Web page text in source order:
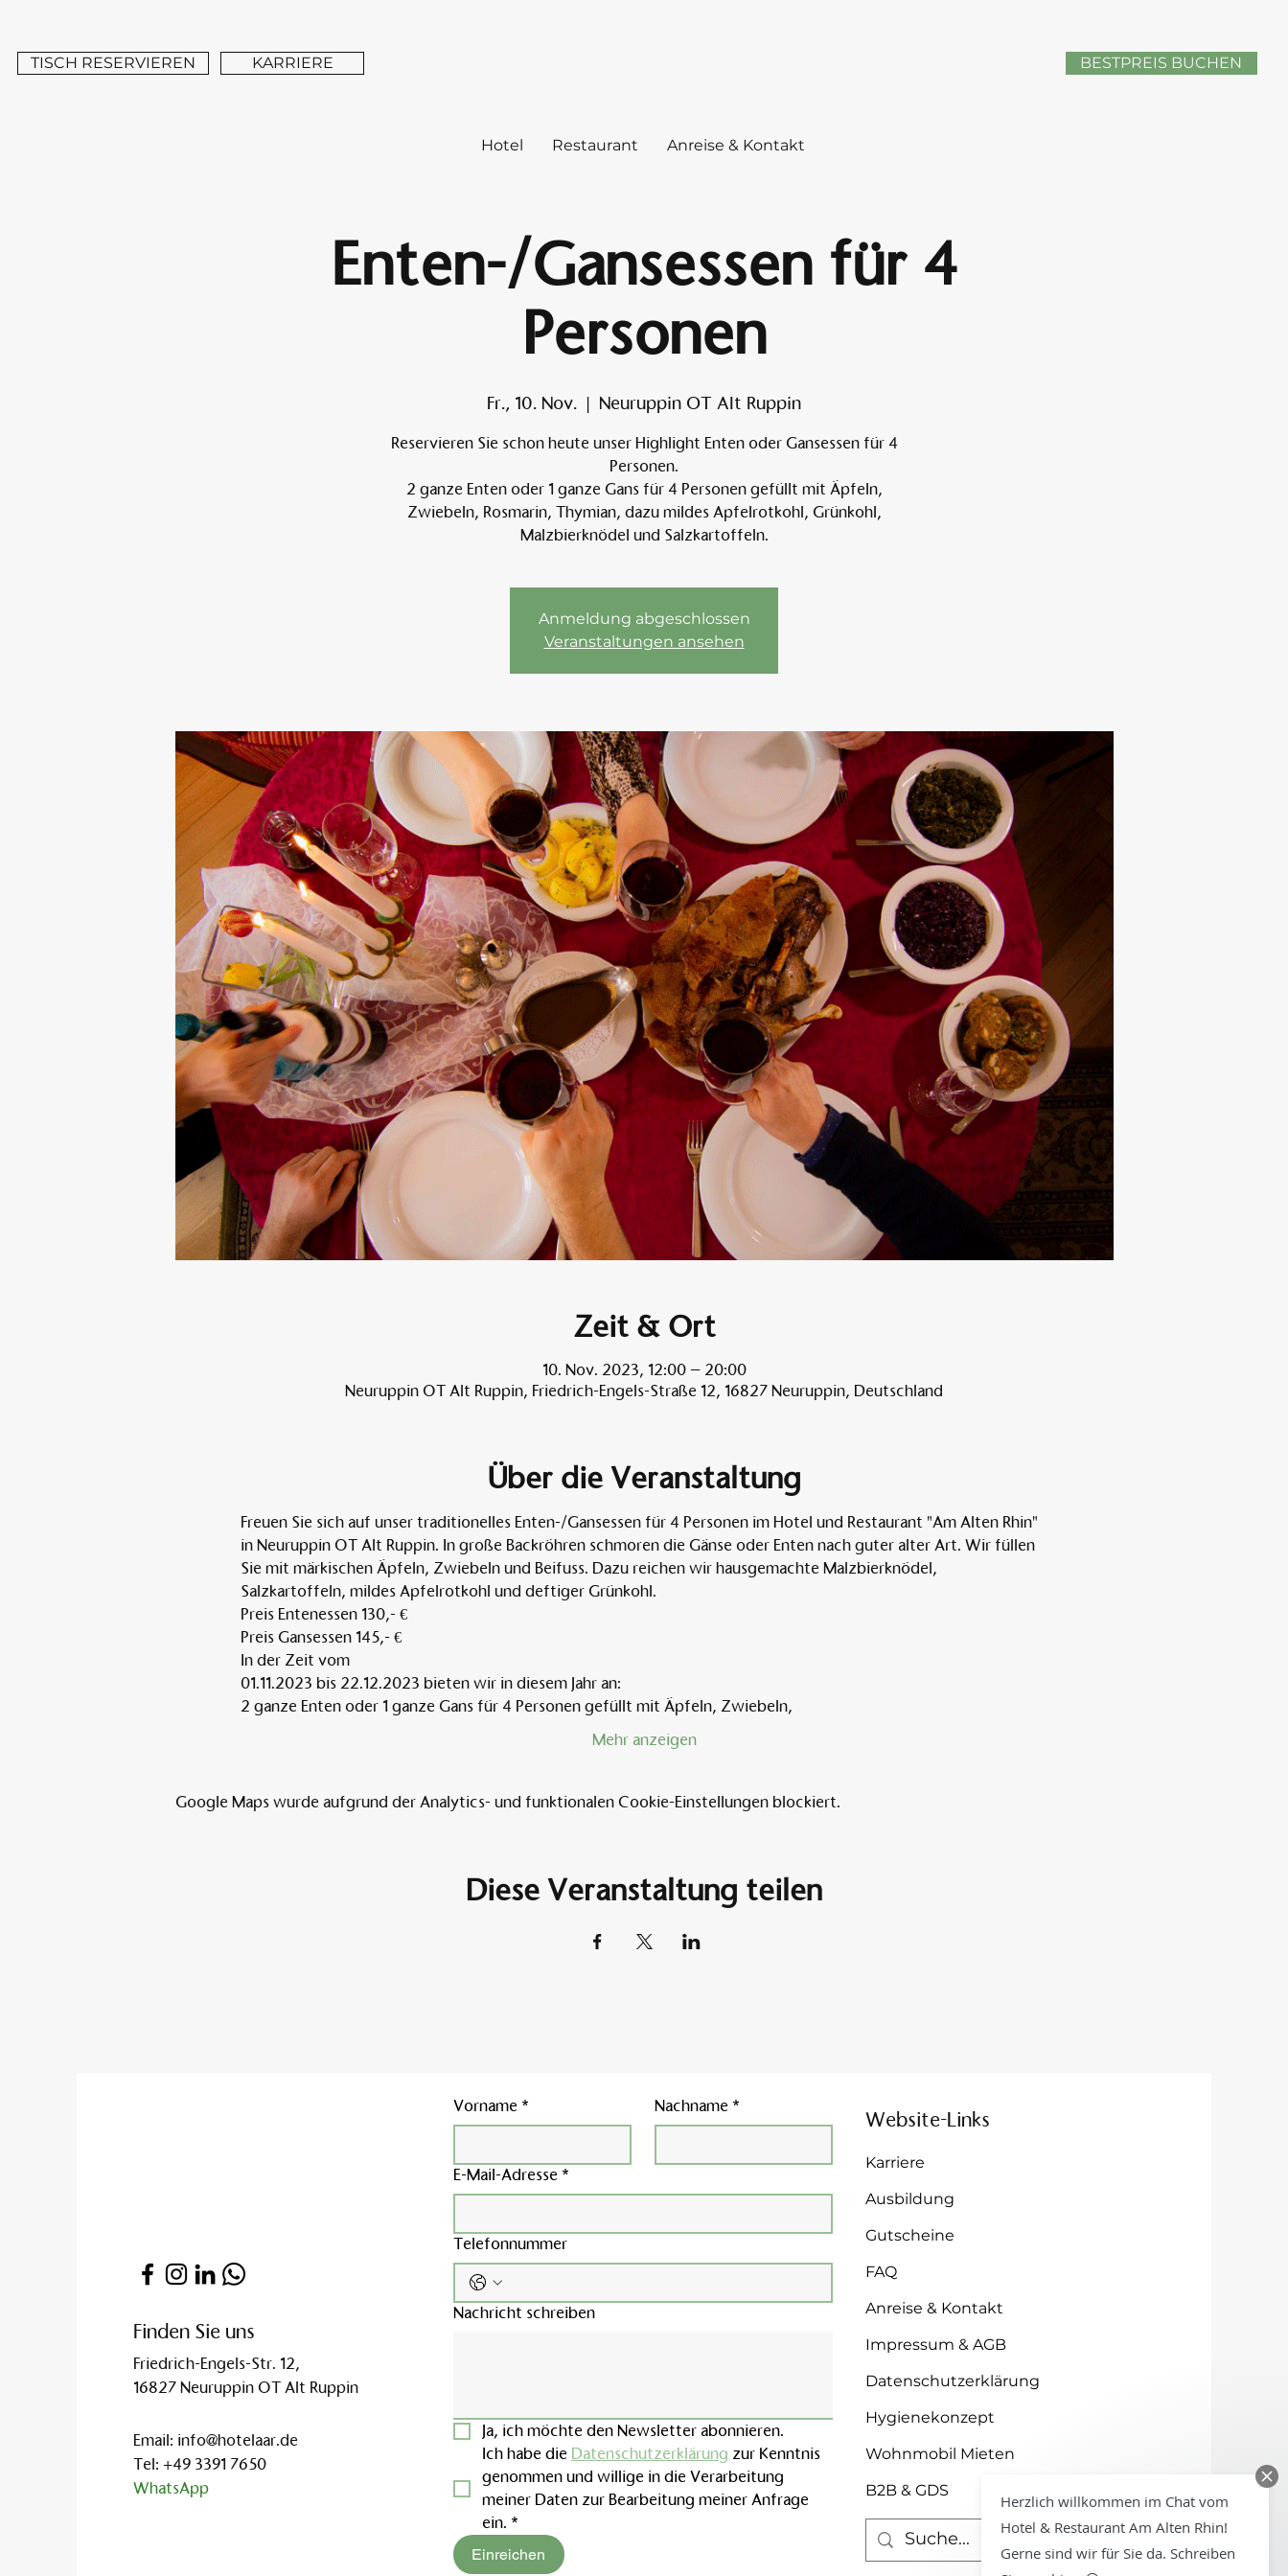
TISCH RESERVIEREN KARRIERE
Am Alten
BESTPREIS BUCHEN
Hotel Restaurant Anreise & Kontakt
Enten-/Gansessen für 4
Personen
Fr., 10. Nov.
  |
Neuruppin OT Alt Ruppin
Reservieren Sie schon heute unser Highlight Enten oder Gansessen für 4
Personen.
2 ganze Enten oder 1 ganze Gans für 4 Personen gefüllt mit Äpfeln,
Zwiebeln, Rosmarin, Thymian, dazu mildes Apfelrotkohl, Grünkohl,
Malzbierknödel und Salzkartoffeln.
Anmeldung abgeschlossen
Veranstaltungen ansehen
Zeit & Ort
10. Nov. 2023, 12:00 – 20:00
Neuruppin OT Alt Ruppin, Friedrich-Engels-Straße 12, 16827 Neuruppin, Deutschland
Über die Veranstaltung
Freuen Sie sich auf unser traditionelles Enten-/Gansessen für 4 Personen im Hotel und Restaurant "Am Alten Rhin"
in Neuruppin OT Alt Ruppin. In große Backröhren schmoren die Gänse oder Enten nach guter alter Art. Wir füllen
Sie mit märkischen Äpfeln, Zwiebeln und Beifuss. Dazu reichen wir hausgemachte Malzbierknödel,
Salzkartoffeln, mildes Apfelrotkohl und deftiger Grünkohl.
Preis Entenessen 130,- €
Preis Gansessen 145,- €
In der Zeit vom
01.11.2023 bis 22.12.2023 bieten wir in diesem Jahr an:
2 ganze Enten oder 1 ganze Gans für 4 Personen gefüllt mit Äpfeln, Zwiebeln,
Mehr anzeigen
Google Maps wurde aufgrund der Analytics- und funktionalen Cookie-Einstellungen blockiert.
Diese Veranstaltung teilen
Finden Sie uns
Friedrich-Engels-Str. 12,
16827 Neuruppin OT Alt Ruppin
Email: info@hotelaar.de
Tel: +49 3391 7650
WhatsApp
Vorname * Nachname *
E-Mail-Adresse *
Telefonnummer
Nachricht schreiben
Ja, ich möchte den Newsletter abonnieren.
Ich habe die Datenschutzerklärung zur Kenntnis
genommen und willige in die Verarbeitung
meiner Daten zur Bearbeitung meiner Anfrage
ein. *
Einreichen
Website-Links
Karriere
Ausbildung
Gutscheine
FAQ
Anreise & Kontakt
Impressum & AGB
Datenschutzerklärung
Hygienekonzept
Wohnmobil Mieten
B2B & GDS
Herzlich willkommen im Chat vom
Hotel & Restaurant Am Alten Rhin!
Gerne sind wir für Sie da. Schreiben